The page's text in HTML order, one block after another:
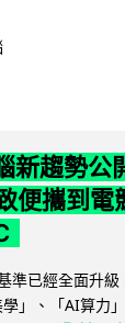
新趨勢公
攜到電
準已經全面升
」、「AI算力